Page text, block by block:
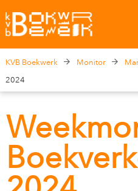
KVB Boekwerk Monitor
2024